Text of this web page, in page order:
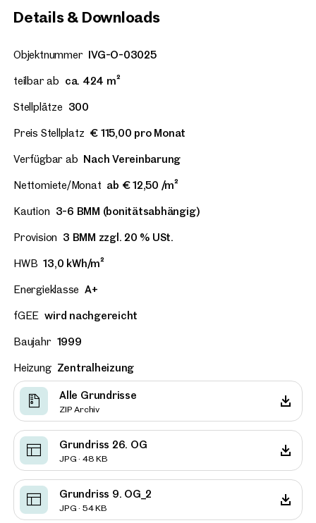
Details & Downloads
Objektnummer IVG-O-03025
teilbar ab ca. 424 m²
Stellplätze 300
Preis Stellplatz € 115,00 pro Monat
Verfügbar ab Nach Vereinbarung
Nettomiete/Monat ab € 12,50 /m²
Kaution 3-6 BMM (bonitätsabhängig)
Provision 3 BMM zzgl. 20 % USt.
HWB 13,0 kWh/m²
Energieklasse A+
fGEE wird nachgereicht
Baujahr 1999
Heizung Zentralheizung
Alle Grundrisse
ZIP Archiv
Grundriss 26. OG
JPG · 48 KB
Grundriss 9. OG_2
JPG · 54 KB